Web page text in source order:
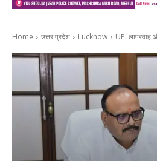
Home उत्तर प्रदेश Lucknow UP: लापरवाह